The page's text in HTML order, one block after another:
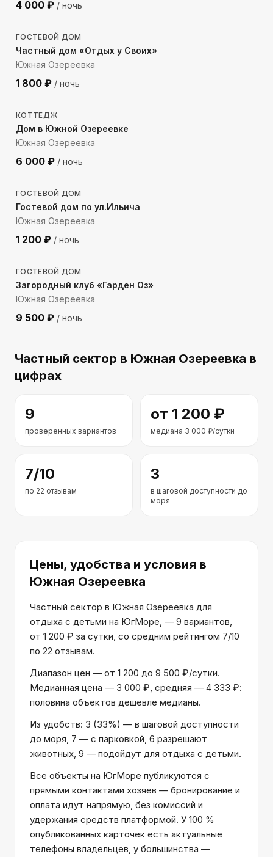
4 000 ₽ / ночь
1267 м до моря
ГОСТЕВОЙ ДОМ
Частный дом «Отдых у Своих»
Южная Озереевка
1 800 ₽ / ночь
1744 м до моря
КОТТЕДЖ
Дом в Южной Озереевке
Южная Озереевка
6 000 ₽ / ночь
648м до моря
ГОСТЕВОЙ ДОМ
Гостевой дом по ул.Ильича
Южная Озереевка
1 200 ₽ / ночь
1231 м до моря
ГОСТЕВОЙ ДОМ
Загородный клуб «Гарден Оз»
Южная Озереевка
9 500 ₽ / ночь
Частный сектор в Южная Озереевка в
цифрах
9
проверенных вариантов
от 1 200 ₽
медиана 3 000 ₽/сутки
7/10
по 22 отзывам
3
в шаговой доступности до
моря
Цены, удобства и условия в
Южная Озереевка
Частный сектор в Южная Озереевка для
отдыха с детьми на ЮгМоре, — 9 вариантов,
от 1 200 ₽ за сутки, со средним рейтингом 7/10
по 22 отзывам.
Диапазон цен — от 1 200 до 9 500 ₽/сутки.
Медианная цена — 3 000 ₽, средняя — 4 333 ₽:
половина объектов дешевле медианы.
Из удобств: 3 (33%) — в шаговой доступности
до моря, 7 — с парковкой, 6 разрешают
животных, 9 — подойдут для отдыха с детьми.
Все объекты на ЮгМоре публикуются с
прямыми контактами хозяев — бронирование и
оплата идут напрямую, без комиссий и
удержания средств платформой. У 100 %
опубликованных карточек есть актуальные
телефоны владельцев, у большинства —